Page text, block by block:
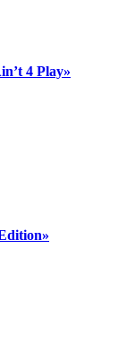
4 Play»